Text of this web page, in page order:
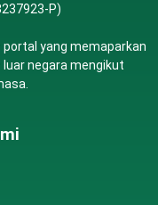
P)
yang memaparkan
negara mengikut